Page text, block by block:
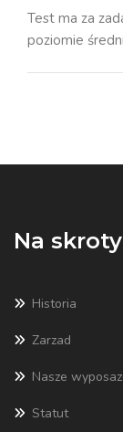
Test ma za
poziomie
Na skroty
Historia
Zarzad
Nasze
Statut